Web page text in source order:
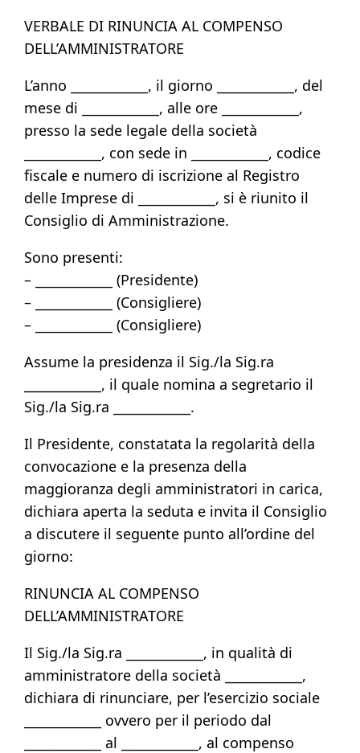
VERBALE DI RINUNCIA AL COMPENSO
DELL’AMMINISTRATORE
L’anno ____________, il giorno ____________, del
mese di ____________, alle ore ____________,
presso la sede legale della società
____________, con sede in ____________, codice
fiscale e numero di iscrizione al Registro
delle Imprese di ____________, si è riunito il
Consiglio di Amministrazione.
Sono presenti:
– ____________ (Presidente)
– ____________ (Consigliere)
– ____________ (Consigliere)
Assume la presidenza il Sig./la Sig.ra
____________, il quale nomina a segretario il
Sig./la Sig.ra ____________.
Il Presidente, constatata la regolarità della
convocazione e la presenza della
maggioranza degli amministratori in carica,
dichiara aperta la seduta e invita il Consiglio
a discutere il seguente punto all’ordine del
giorno:
RINUNCIA AL COMPENSO
DELL’AMMINISTRATORE
Il Sig./la Sig.ra ____________, in qualità di
amministratore della società ____________,
dichiara di rinunciare, per l’esercizio sociale
____________ ovvero per il periodo dal
____________ al ____________, al compenso